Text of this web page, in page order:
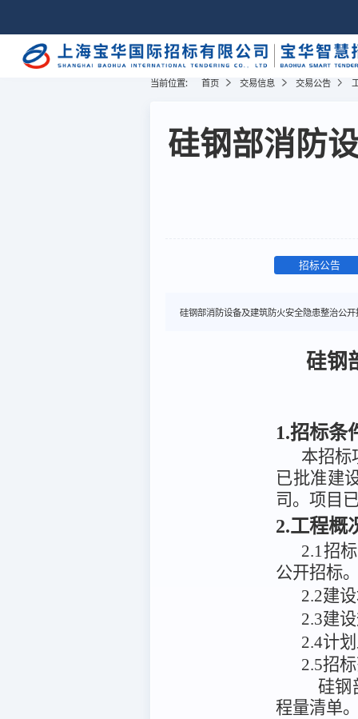
当前位置: 首页 交易信息 交易公告
硅钢部消防
招标公告
硅钢部消防设备及建筑防火安全隐患整治公
硅钢
1.招标条
本招标
已批准建
司。项目
2.工程概
2.1招
公开招标
2.2建
2.3建
2.4计
2.5招
硅钢
程量清单